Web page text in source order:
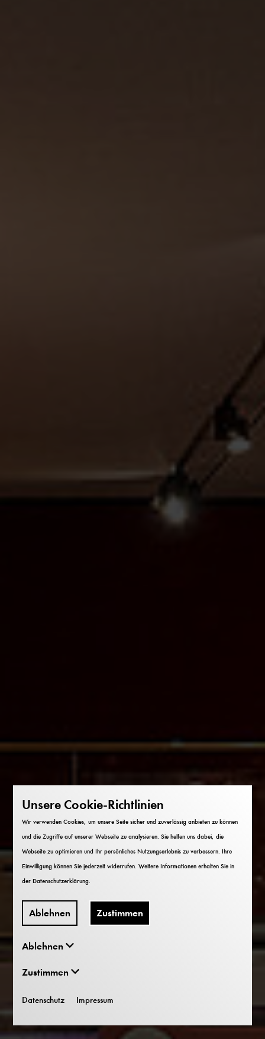
Unsere Cookie-Richtlinien
Wir verwenden Cookies, um unsere Seite sicher und zuverlässig anbieten zu können
und die Zugriffe auf unserer Webseite zu analysieren. Sie helfen uns dabei, die
Webseite zu optimieren und Ihr persönliches Nutzungserlebnis zu verbessern. Ihre
Einwilligung können Sie jederzeit widerrufen. Weitere Informationen erhalten Sie in
derDatenschutzerklärung.
Ablehnen Zustimmen
Ablehnen
Zustimmen
Datenschutz Impressum